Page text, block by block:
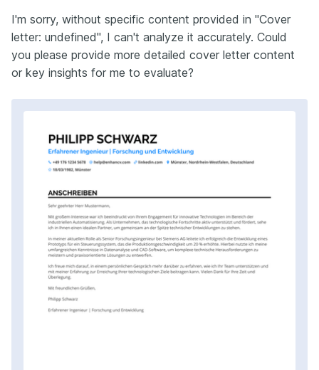
I'm sorry, without specific content provided in "Cover
letter: undefined", I can't analyze it accurately. Could
you please provide more detailed cover letter content
or key insights for me to evaluate?